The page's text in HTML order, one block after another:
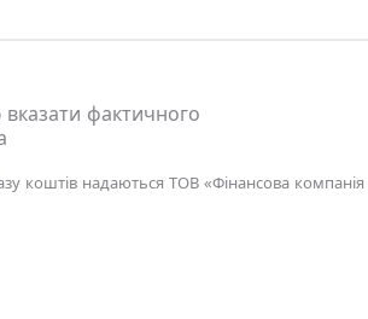
фактичного
коштів надаються ТОВ «Фінансова